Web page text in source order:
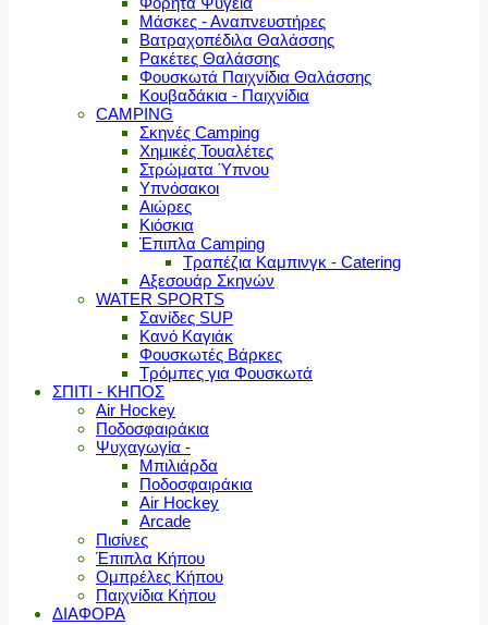
Μάσκες - Αναπνευστήρες
Βατραχοπέδιλα Θαλάσσης
Ρακέτες Θαλάσσης
Φουσκωτά Παιχνίδια Θαλάσσης
Κουβαδάκια - Παιχνίδια
CAMPING
Σκηνές Camping
Χημικές Τουαλέτες
Στρώματα Ύπνου
Υπνόσακοι
Αιώρες
Κιόσκια
Έπιπλα Camping
Τραπέζια Καμπινγκ - Catering
Αξεσουάρ Σκηνών
WATER SPORTS
Σανίδες SUP
Κανό Καγιάκ
Φουσκωτές Βάρκες
Τρόμπες για Φουσκωτά
ΣΠΙΤΙ - ΚΗΠΟΣ
Air Hockey
Ποδοσφαιράκια
Ψυχαγωγία -
Μπιλιάρδα
Ποδοσφαιράκια
Air Hockey
Arcade
Πισίνες
Έπιπλα Κήπου
Ομπρέλες Κήπου
Παιχνίδια Κήπου
ΔΙΑΦΟΡΑ